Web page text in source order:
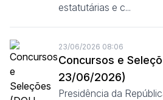
estatutárias e c...
23/06/2026 08:06
Concursos e
23/06/2026)
Presidência da